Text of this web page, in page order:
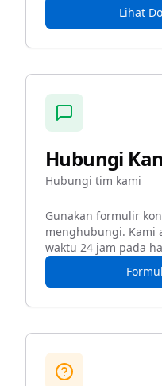
Lihat
Hubungi
Hubungi tim kami
Gunakan formulir
menghubungi. Kami
waktu 24 jam pada